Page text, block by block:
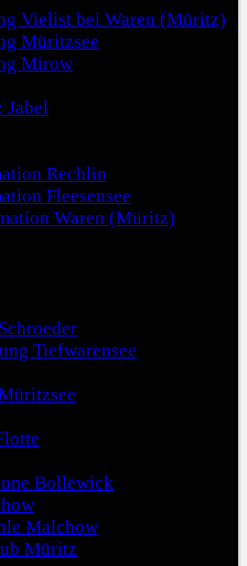
Vielist bei Waren (Müritz)
Müritzsee
Mirow
Jabel
Rechlin
Fleesensee
Waren (Müritz)
Tiefwarensee
Bollewick
Malchow
Müritz